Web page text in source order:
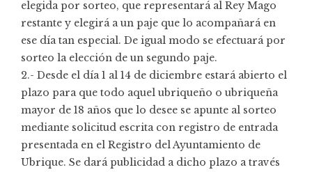
elegida por sorteo, que representará al Rey Mago
restante y elegirá a un paje que lo acompañará en
ese día tan especial. De igual modo se efectuará por
sorteo la elección de un segundo paje.
2.- Desde el día 1 al 14 de diciembre estará abierto el
plazo para que todo aquel ubriqueño o ubriqueña
mayor de 18 años que lo desee se apunte al sorteo
mediante solicitud escrita con registro de entrada
presentada en el Registro del Ayuntamiento de
Ubrique. Se dará publicidad a dicho plazo a través